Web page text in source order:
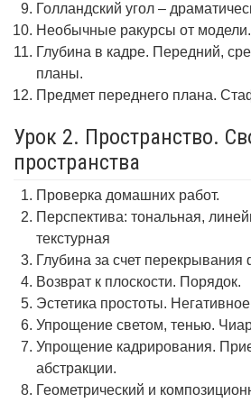
Голландский угол –
Необычные ракурсы от модели.
Глубина в кадре. Передний,
планы.
Предмет переднего плана.
Урок 2. Пространство.
пространства
Проверка домашних работ.
Перспектива: тональная,
текстурная
Глубина за счет перекрывания
Возврат к плоскости. Порядок.
Эстетика простоты.
Упрощение светом, тенью.
Упрощение кадрирования.
абстракции.
Геометрический и